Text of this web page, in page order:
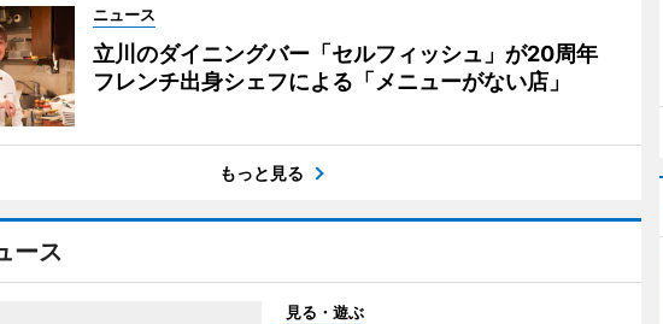
ニュース
立川のダイニングバー「セルフィッシュ」が20周年
フレンチ出身シェフによる「メニューがない店」
もっと見る
ース
見る・遊ぶ